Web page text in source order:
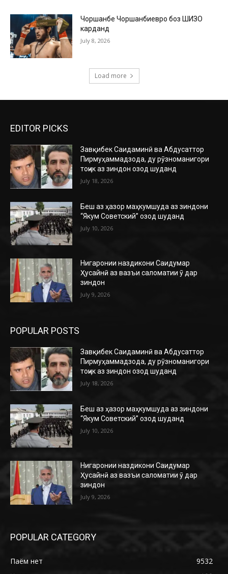
Чоршанбе Чоршанбиевро боз ШИЗО
карданд
July 8, 2026
Load more
EDITOR PICKS
Завқибек Саидаминӣ ва Абдусаттор
Пирмуҳаммадзода, ду рӯзноманигори
тоҷик аз зиндон озод шуданд
July 18, 2026
Беш аз ҳазор маҳкумшуда аз зиндони
“Якум Советский” озод шуданд
July 10, 2026
Нигаронии наздикони Саидумар
Ҳусайнӣ аз вазъи саломатии ӯ дар
зиндон
July 9, 2026
POPULAR POSTS
Завқибек Саидаминӣ ва Абдусаттор
Пирмуҳаммадзода, ду рӯзноманигори
тоҷик аз зиндон озод шуданд
July 18, 2026
Беш аз ҳазор маҳкумшуда аз зиндони
“Якум Советский” озод шуданд
July 10, 2026
Нигаронии наздикони Саидумар
Ҳусайнӣ аз вазъи саломатии ӯ дар
зиндон
July 9, 2026
POPULAR CATEGORY
Паём нет
9532